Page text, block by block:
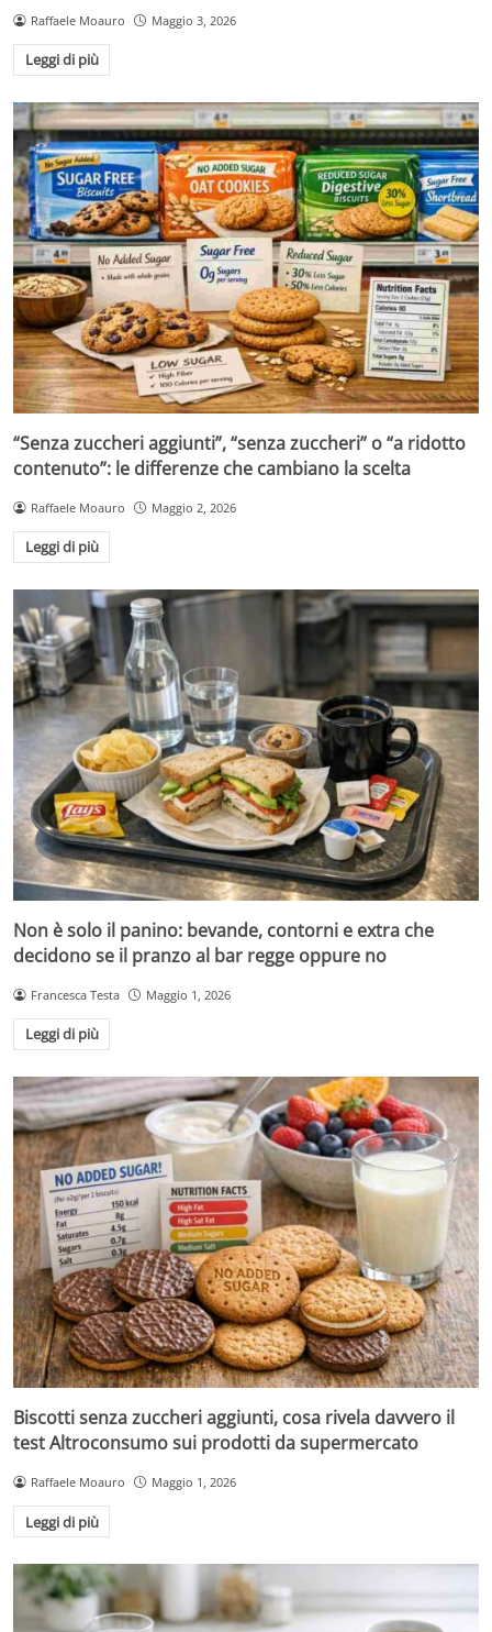
Raffaele Moauro Maggio 3, 2026
Leggi di più
“Senza zuccheri aggiunti”, “senza zuccheri” o “a ridotto
contenuto”: le differenze che cambiano la scelta
Raffaele Moauro Maggio 2, 2026
Leggi di più
Non è solo il panino: bevande, contorni e extra che
decidono se il pranzo al bar regge oppure no
Francesca Testa Maggio 1, 2026
Leggi di più
Biscotti senza zuccheri aggiunti, cosa rivela davvero il
test Altroconsumo sui prodotti da supermercato
Raffaele Moauro Maggio 1, 2026
Leggi di più